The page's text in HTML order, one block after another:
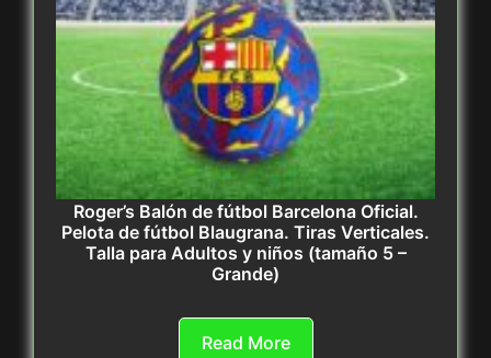
Roger’s Balón de fútbol Barcelona Oficial.
Pelota de fútbol Blaugrana. Tiras Verticales.
Talla para Adultos y niños (tamaño 5 –
Grande)
Read More